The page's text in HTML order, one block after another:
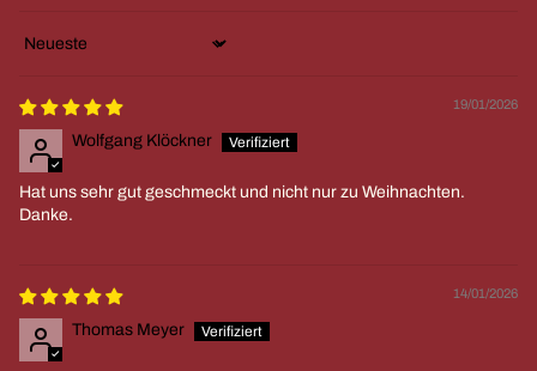
Sort by
19/01/2026
Wolfgang Klöckner
Hat uns sehr gut geschmeckt und nicht nur zu Weihnachten.
Danke.
14/01/2026
Thomas Meyer